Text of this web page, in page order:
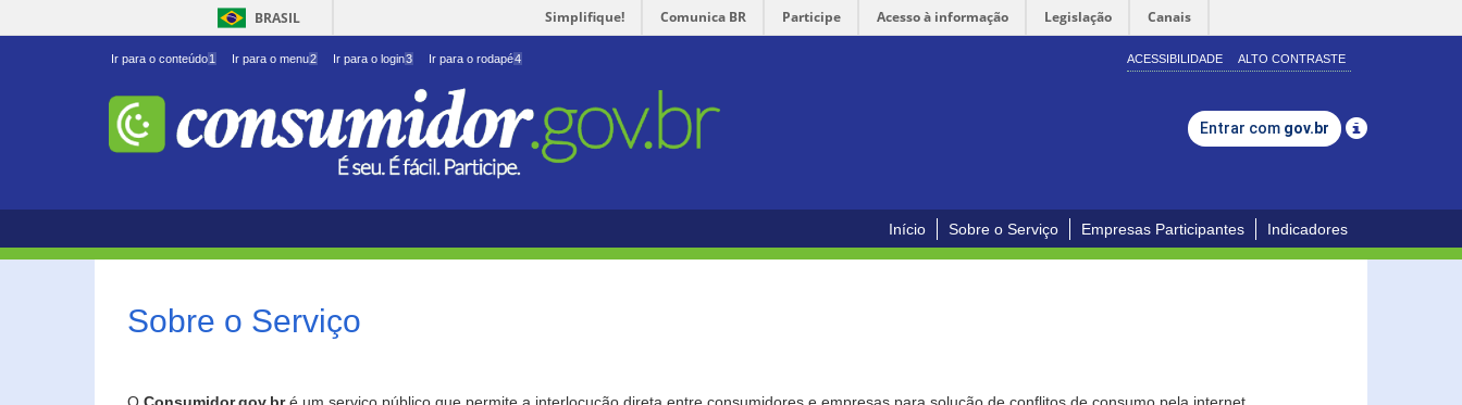
BRASIL Simplifique! Comunica BR Participe Acesso à informação Legislação Canais
Ir para o conteúdo1 Ir para o menu2 Ir para o login3 Ir para o rodapé4 ACESSIBILIDADE ALTO CONTRASTE
Entrar com gov.br
Início Sobre o Serviço Empresas Participantes Indicadores
Sobre o Serviço